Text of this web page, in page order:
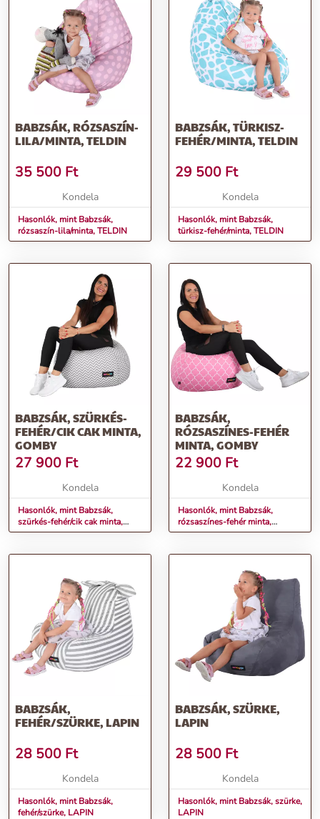
BABZSÁK, RÓZSASZÍN-
LILA/MINTA, TELDIN
35 500 Ft
Kondela
Hasonlók, mint Babzsák,
rózsaszín-lila/minta, TELDIN
BABZSÁK, TÜRKISZ-
FEHÉR/MINTA, TELDIN
29 500 Ft
Kondela
Hasonlók, mint Babzsák,
türkisz-fehér/minta, TELDIN
BABZSÁK, SZÜRKÉS-
FEHÉR/CIK CAK MINTA,
GOMBY
27 900 Ft
Kondela
Hasonlók, mint Babzsák,
szürkés-fehér/cik cak minta,
GOMBY
BABZSÁK,
RÓZSASZÍNES-FEHÉR
MINTA, GOMBY
22 900 Ft
Kondela
Hasonlók, mint Babzsák,
rózsaszínes-fehér minta,
GOMBY
BABZSÁK,
FEHÉR/SZÜRKE, LAPIN
28 500 Ft
Kondela
Hasonlók, mint Babzsák,
fehér/szürke, LAPIN
BABZSÁK, SZÜRKE,
LAPIN
28 500 Ft
Kondela
Hasonlók, mint Babzsák, szürke,
LAPIN